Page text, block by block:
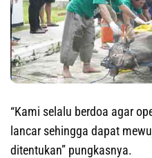
“Kami selalu berdoa agar
lancar sehingga dapat
ditentukan” pungkasnya.